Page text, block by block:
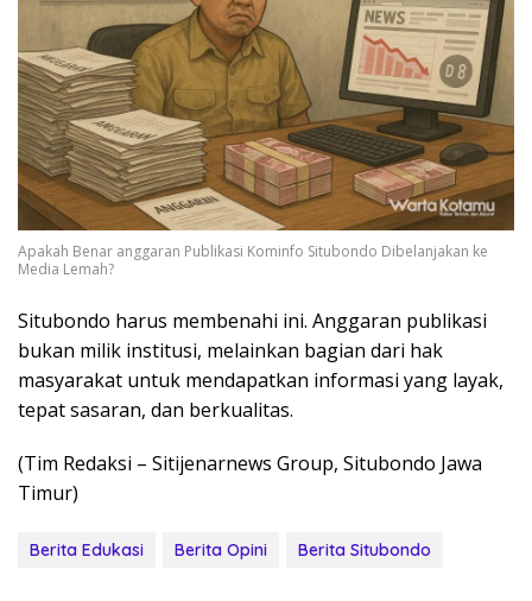
Apakah Benar anggaran Publikasi Kominfo Situbondo Dibelanjakan ke
Media Lemah?
Situbondo harus membenahi ini. Anggaran publikasi
bukan milik institusi, melainkan bagian dari hak
masyarakat untuk mendapatkan informasi yang layak,
tepat sasaran, dan berkualitas.
(Tim Redaksi – Sitijenarnews Group, Situbondo Jawa
Timur)
Berita Edukasi Berita Opini Berita Situbondo